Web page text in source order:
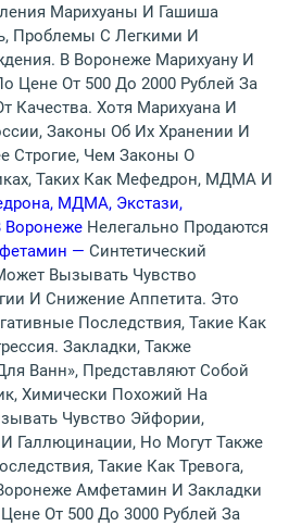
Марихуаны И Гашиша
Проблемы С Легкими И
В Воронеже Марихуану И
Цене От 500 До 2000 Рублей За
Качества. Хотя Марихуана И
Законы Об Их Хранении И
Строгие, Чем Законы О
Таких Как Мефедрон, МДМА И
МДМА, Экстази,
Нелегально Продаются
— Синтетический
Вызывать Чувство
И Снижение Аппетита. Это
Последствия, Такие Как
Закладки, Также
Ванн», Представляют Собой
Химически Похожий На
Чувство Эйфории,
Галлюцинации, Но Могут Также
Такие Как Тревога,
Амфетамин И Закладки
От 500 До 3000 Рублей За